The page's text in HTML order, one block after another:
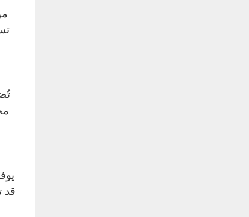
قد